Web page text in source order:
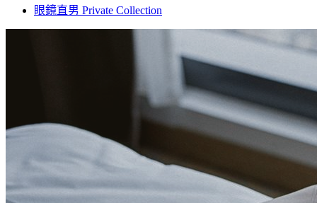
眼鏡直男 Private Collection